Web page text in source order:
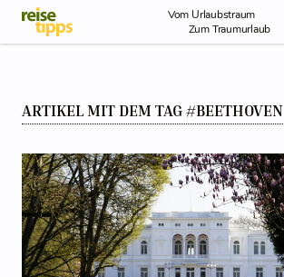
Skip to Content
Vom Urlaubstraum
Zum Traumurlaub
NEWS
ARTIKEL MIT DEM TAG #BEETHOVEN